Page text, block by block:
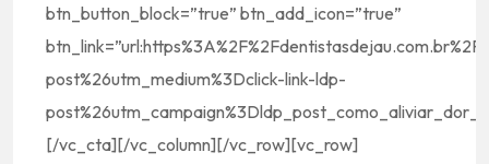
btn_button_block=”true” btn_add_icon=”true”
post%26utm_medium%3Dclick-link-ldp-
[/vc_cta][/vc_column][/vc_row][vc_row]